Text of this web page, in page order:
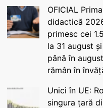
OFICIAL
didactică
primesc cei
la 31 august
până în
rămân în
Unici în UE:
singura țară